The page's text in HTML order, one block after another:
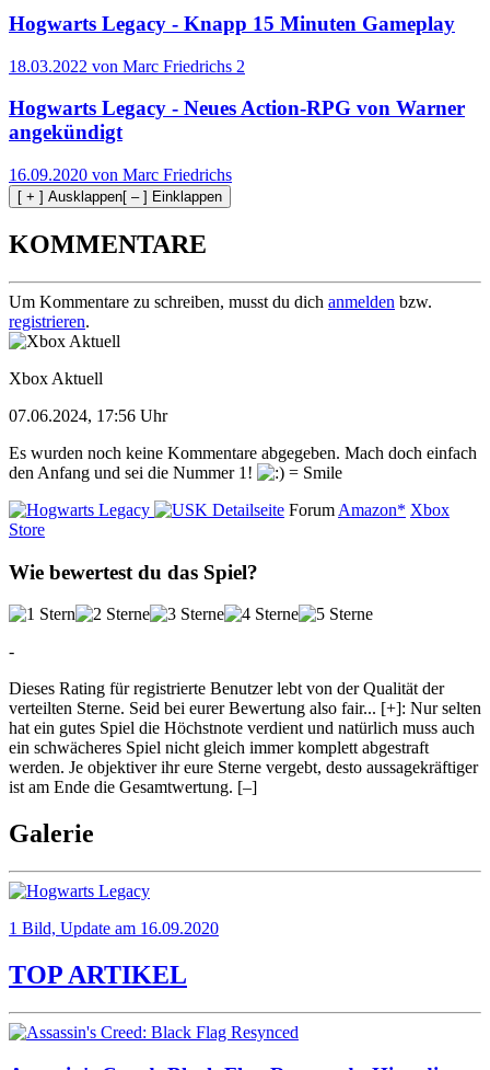
Hogwarts Legacy - Knapp 15 Minuten Gameplay
18.03.2022 von Marc Friedrichs 2
Hogwarts Legacy - Neues Action-RPG von Warner
angekündigt
16.09.2020 von Marc Friedrichs
[ + ] Ausklappen[ – ] Einklappen
KOMMENTARE
Um Kommentare zu schreiben, musst du dich anmelden bzw.
registrieren.
Xbox Aktuell
07.06.2024, 17:56 Uhr
Es wurden noch keine Kommentare abgegeben. Mach doch einfach
den Anfang und sei die Nummer 1!
Detailseite Forum Amazon* Xbox
Store
Wie bewertest du das Spiel?
-
Dieses Rating für registrierte Benutzer lebt von der Qualität der
verteilten Sterne. Seid bei eurer Bewertung also fair... [+]: Nur selten
hat ein gutes Spiel die Höchstnote verdient und natürlich muss auch
ein schwächeres Spiel nicht gleich immer komplett abgestraft
werden. Je objektiver ihr eure Sterne vergebt, desto aussagekräftiger
ist am Ende die Gesamtwertung. [–]
Galerie
1 Bild, Update am 16.09.2020
TOP ARTIKEL